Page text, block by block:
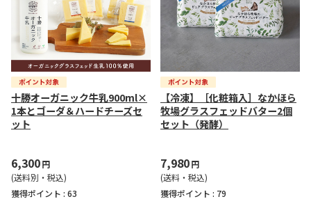
十勝オーガニック牛乳900ml×
1本とゴーダ＆ハードチーズセ
ット
6,300円
(送料別・税込)
獲得ポイント : 63
【冷凍】［化粧箱入］なかほら
牧場グラスフェッドバター2個
セット（発酵）
7,980円
(送料・税込)
獲得ポイント : 79